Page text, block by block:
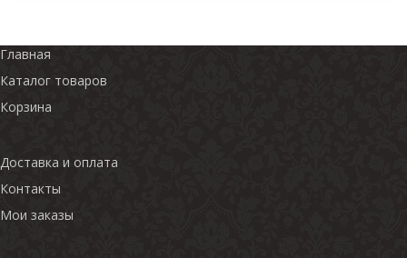
Главная
Каталог товаров
Корзина
Доставка и оплата
Контакты
Мои заказы